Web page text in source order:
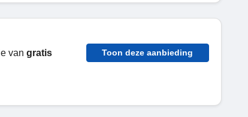
van gratis
Toon deze aanbieding